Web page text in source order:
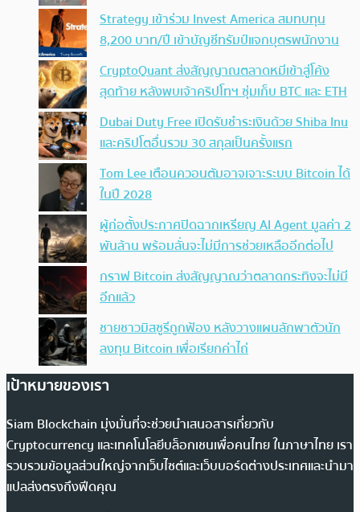
Strategy เข้าร่วม Invest America สมทบทุน
8,200 บาท/ปี เข้าบัญชีทรัมป์แจกบุตรพนักงาน
CryptoQuant ส่งสัญญาณตลาดหมีเข้าสู่โค้ง
สุดท้าย หลังพบเจ้าคริปโทฯ ซุ่มเก็บ BTC และ ETH
Dubai Duty Free เปิดรับชำระเงินด้วย Shiba Inu
และคริปโตอื่นรวม 30 สกุลเป็นครั้งแรก
Tom Lee เตือนควอนตัมอาจเจาะระบบ Bitcoin ได้
ในปี 2028
ผู้ก่อตั้งประกาศปิดฉากเหรียญ AI Agent มูลค่า 2
พันล้าน พร้อมลั่นจะไม่มีการช่วยเหลืออีกต่อไป
กราฟ Bitcoin ส่งสัญญาณว่าตลาดกระทิงจะไม่มี
อีกแล้ว
ชายชาวมิสซูรีถูกฟ้อง หลังวางแผนลักพาตัวนัก
ลงทุน Bitcoin เพื่อเรียกค่าไถ่
เป้าหมายของเรา
Siam Blockchain มุ่งมั่นที่จะช่วยนำเสนอสารเกี่ยวกับ
Cryptocurrency และเทคโนโลยีบล็อกเชนเพื่อคนไทย ในภาษาไทย เรา
รวบรวมข้อมูลส่วนใหญ่จากเว็บไซต์และเว็บบอร์ดต่างประเทศและนำมา
แปลส่งตรงถึงฟีดคุณ